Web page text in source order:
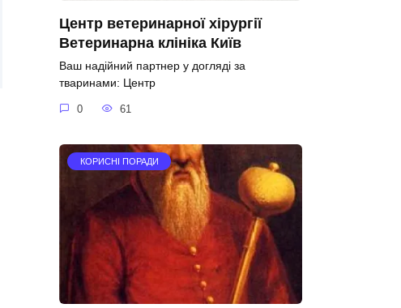
Центр ветеринарної хірургії
Ветеринарна клініка Київ
Ваш надійний партнер у догляді за
тваринами: Центр
0 61
КОРИСНІ ПОРАДИ